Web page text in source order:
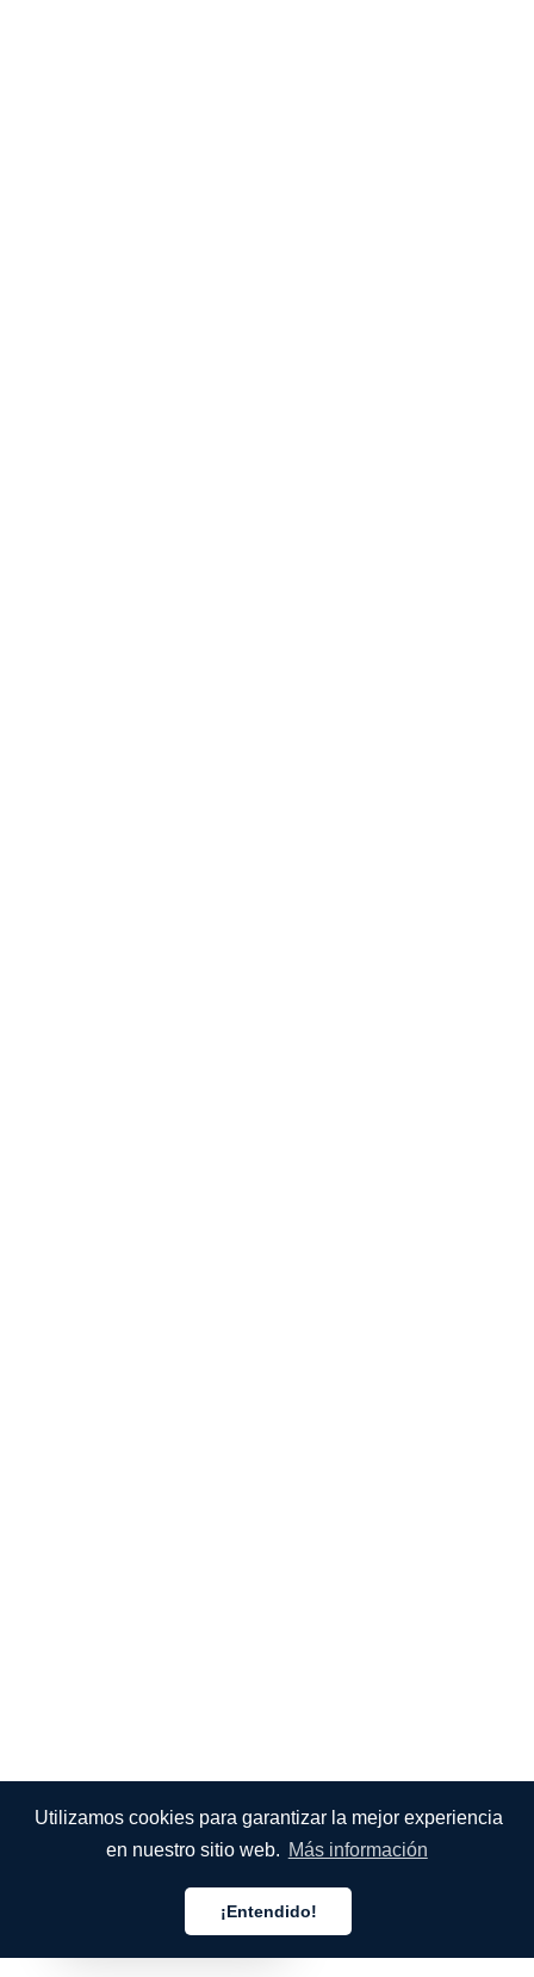
Utilizamos cookies para garantizar la mejor experiencia
en nuestro sitio web. Más información
¡Entendido!
Español